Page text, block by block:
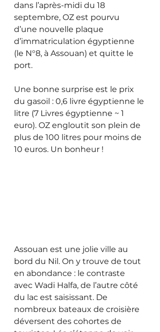
dans l’après-midi du 18
septembre, OZ est pourvu
d’une nouvelle plaque
d’immatriculation égyptienne
(le N°8, à Assouan) et quitte le
port.
Une bonne surprise est le prix
du gasoil : 0,6 livre égyptienne le
litre (7 Livres égyptienne ~ 1
euro). OZ engloutit son plein de
plus de 100 litres pour moins de
10 euros. Un bonheur !
Assouan est une jolie ville au
bord du Nil. On y trouve de tout
en abondance : le contraste
avec Wadi Halfa, de l’autre côté
du lac est saisissant. De
nombreux bateaux de croisière
déversent des cohortes de